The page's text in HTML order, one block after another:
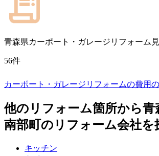
青森県カーポート・ガレージリフォーム
56件
カーポート・ガレージリフォームの費用
他のリフォーム箇所から青
南部町のリフォーム会社を
キッチン